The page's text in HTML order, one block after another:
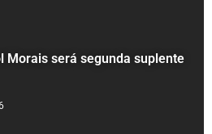
Morais será segunda suplente